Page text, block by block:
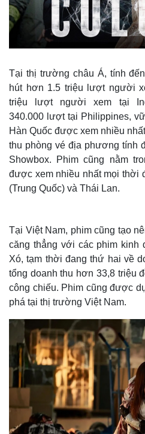
Thế giới
Quan sát
Cuộc sống đó đây
Hồ sơ
Tại thị trường châu Á, tính
hút hơn 1.5 triệu lượt người
triệu lượt người xem tại
340.000 lượt tại Philippines,
Hàn Quốc được xem nhiều
thu phòng vé địa phương tính
Showbox. Phim cũng nằm
được xem nhiều nhất mọi thời
(Trung Quốc) và Thái Lan.
Tại Việt Nam, phim cũng tạo
căng thẳng với các phim kinh
Xó, tạm thời đang thứ hai về
tổng doanh thu hơn 33,8 triệu
công chiếu. Phim cũng được
phá tại thị trường Việt Nam.